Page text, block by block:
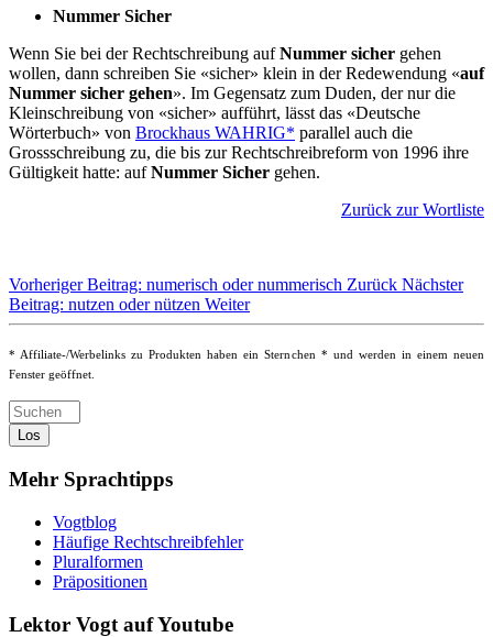
Nummer Sicher
Wenn Sie bei der Rechtschreibung aufNummer sicher gehen
wollen, dann schreiben Sie «sicher» klein in der Redewendung «auf
Nummer sicher gehen». Im Gegensatz zum Duden, der nur die
Kleinschreibung von «sicher» aufführt, lässt das «Deutsche
Wörterbuch» von Brockhaus WAHRIG* parallel auch die
Grossschreibung zu, die bis zur Rechtschreibreform von 1996 ihre
Gültigkeit hatte: aufNummer Sicher gehen.
Zurück zur Wortliste
Vorheriger Beitrag: numerisch oder nummerisch Zurück Nächster
Beitrag: nutzen oder nützen Weiter
* Affiliate-/Werbelinks zu Produkten haben ein Sternchen * und werden in einem neuen
Fenster geöffnet.
Los
Mehr Sprachtipps
Vogtblog
Häufige Rechtschreibfehler
Pluralformen
Präpositionen
Lektor Vogt auf Youtube